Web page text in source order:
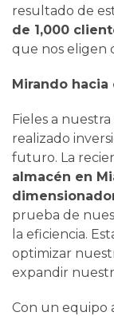
resultado de
de 1,000
que nos eligen
Mirando
Fieles a
realizado
futuro. La
almacén en
prueba de
la eficiencia.
optimizar
expandir
Con un equipo